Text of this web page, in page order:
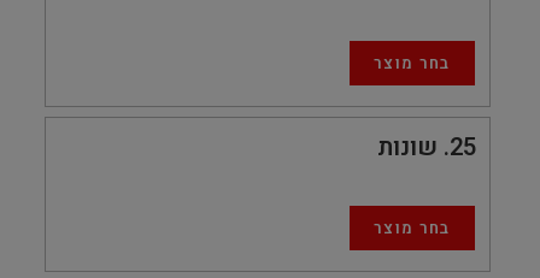
בחר מוצר
25 שונות
בחר מוצר